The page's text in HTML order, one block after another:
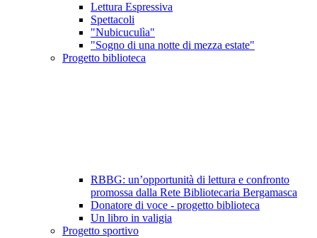
Lettura Espressiva
Spettacoli
"Nubicuculìa"
"Sogno di una notte di mezza estate"
Progetto biblioteca
RBBG: un’opportunità di lettura e confronto
promossa dalla Rete Bibliotecaria Bergamasca
Donatore di voce - progetto biblioteca
Un libro in valigia
Progetto sportivo